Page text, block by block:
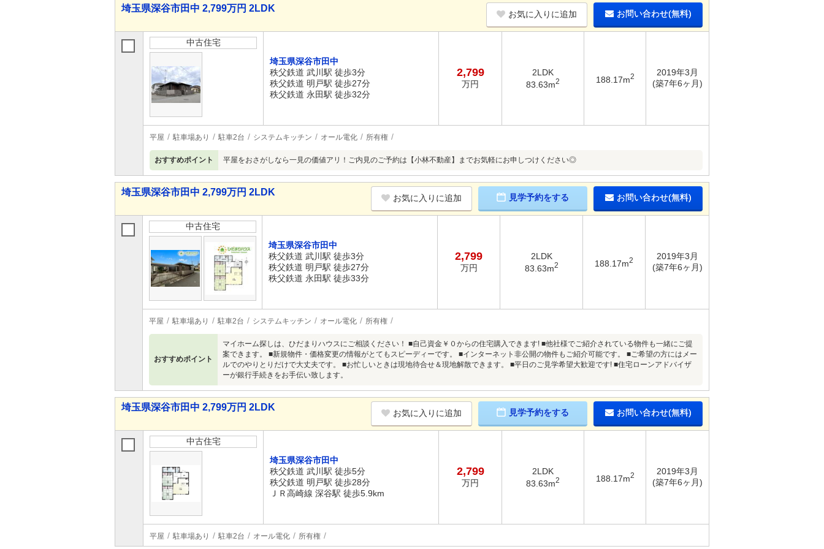
埼玉県深谷市田中 2,799万円 2LDK
お気に入りに追加 お問い合わせ(無料)
中古住宅
埼玉県深谷市田中
秩父鉄道 武川駅 徒歩3分
秩父鉄道 明戸駅 徒歩27分
秩父鉄道 永田駅 徒歩32分
2,799
万円
2LDK
83.63m2 188.17m2
2019年3月
(築7年6ヶ月)
平屋 駐車場あり 駐車2台 システムキッチン オール電化 所有権
おすすめポイント 平屋をおさがしなら一見の価値アリ！ご内見のご予約は【小林不動産】までお気軽にお申しつけください◎
埼玉県深谷市田中 2,799万円 2LDK
お気に入りに追加 見学予約をする お問い合わせ(無料)
中古住宅
埼玉県深谷市田中
秩父鉄道 武川駅 徒歩3分
秩父鉄道 明戸駅 徒歩27分
秩父鉄道 永田駅 徒歩33分
2,799
万円
2LDK
83.63m2 188.17m2
2019年3月
(築7年6ヶ月)
平屋 駐車場あり 駐車2台 システムキッチン オール電化 所有権
おすすめポイント
マイホーム探しは、ひだまりハウスにご相談ください！ ■自己資金￥０からの住宅購入できます! ■他社様でご紹介されている物件も一緒にご提
案できます。 ■新規物件・価格変更の情報がとてもスピーディーです。 ■インターネット非公開の物件もご紹介可能です。 ■ご希望の方にはメー
ルでのやりとりだけで大丈夫です。 ■お忙しいときは現地待合せ＆現地解散できます。 ■平日のご見学希望大歓迎です! ■住宅ローンアドバイザ
ーが銀行手続きをお手伝い致します。
埼玉県深谷市田中 2,799万円 2LDK
お気に入りに追加 見学予約をする お問い合わせ(無料)
中古住宅
埼玉県深谷市田中
秩父鉄道 武川駅 徒歩5分
秩父鉄道 明戸駅 徒歩28分
ＪＲ高崎線 深谷駅 徒歩5.9km
2,799
万円
2LDK
83.63m2 188.17m2
2019年3月
(築7年6ヶ月)
平屋 駐車場あり 駐車2台 オール電化 所有権